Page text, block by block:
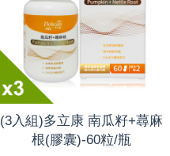
(3入組)多立康 南瓜籽+蕁麻
根(膠囊)-60粒/瓶